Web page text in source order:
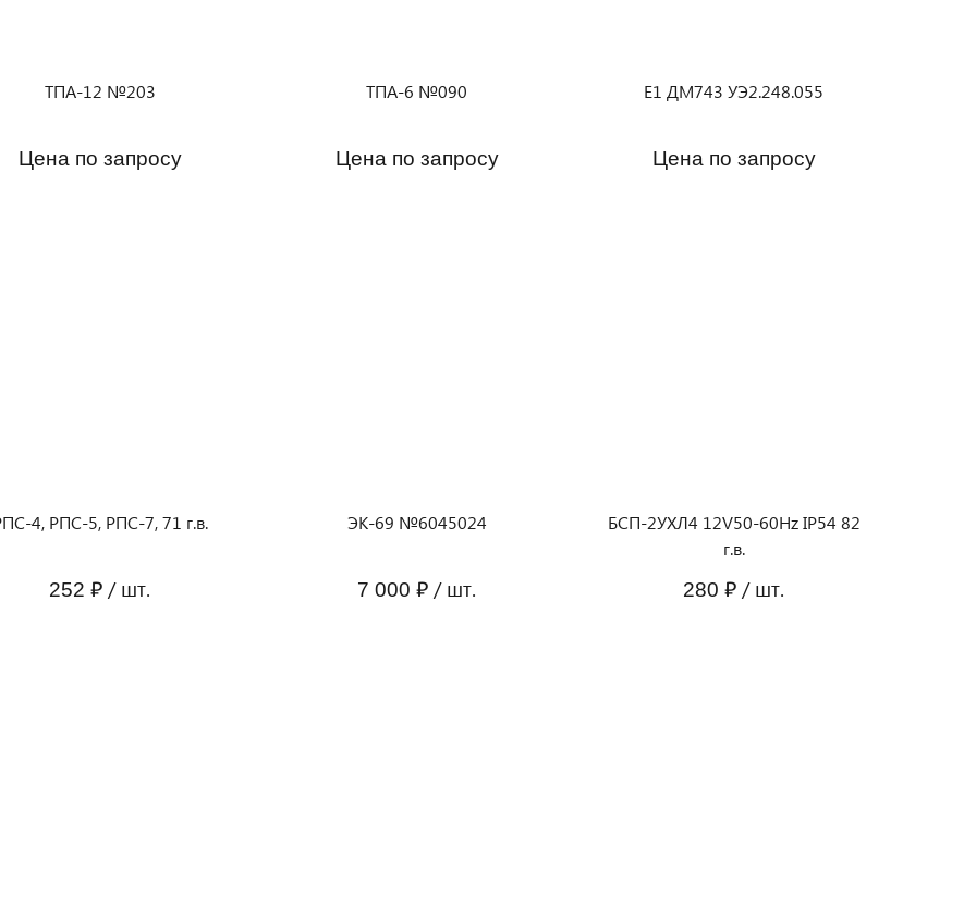
ТПА-12 №203
Цена по запросу
ТПА-6 №090
Цена по запросу
Е1 ДМ743 УЭ2.248.055
Цена по запросу
4, РПС-5, РПС-7, 71 г.в.
252 ₽ / шт.
ЭК-69 №6045024
7 000 ₽ / шт.
БСП-2УХЛ4 12V50-60Hz IP54 82
г.в.
280 ₽ / шт.